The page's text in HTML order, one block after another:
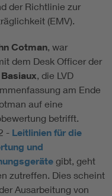
der Richtlinie zur
(EMV).
Cotman, war
dem Desk Officer der
, die LVD
am Ende
auf eine
betrifft.
- Leitlinien für die
und
gibt, geht
zutreffen. Dies scheint
Ausarbeitung von